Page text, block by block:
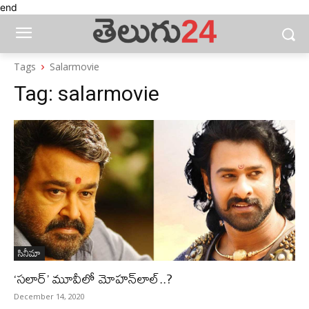
end
Tags Salarmovie
Tag: salarmovie
సినీమా
‘సలార్’ మూవీలో మోహన్‌లాల్..?
December 14, 2020